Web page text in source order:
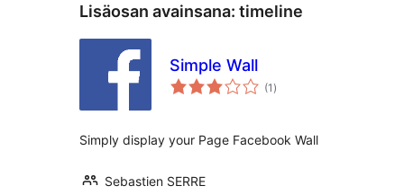
Lisäosan avainsana: timeline
Simple Wall
(1 arvosanat
yhteensä
)
Simply display your Page Facebook Wall
Sebastien SERRE